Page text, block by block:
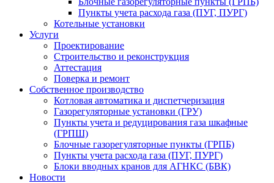
Пункты учета расхода газа (ПУГ, ПУРГ)
Котельные установки
Услуги
Проектирование
Строительство и реконструкция
Аттестация
Поверка и ремонт
Собственное производство
Котловая автоматика и диспетчеризация
Газорегуляторные установки (ГРУ)
Пункты учета и редуцирования газа шкафные
(ГРПШ)
Блочные газорегуляторные пункты (ГРПБ)
Пункты учета расхода газа (ПУГ, ПУРГ)
Блоки вводных кранов для АГНКС (БВК)
Новости